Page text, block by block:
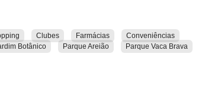
Clubes Farmácias
Conveniências
Botânico Parque Areião
Parque Vaca Brava